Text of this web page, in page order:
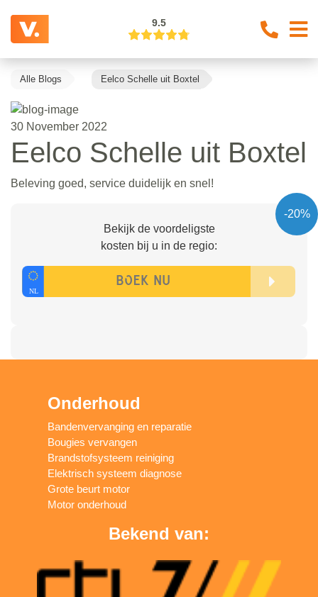
9.5
Alle Blogs Eelco Schelle uit Boxtel
30 November 2022
Eelco Schelle uit Boxtel
Beleving goed, service duidelijk en snel!
-20%
Bekijk de voordeligste
kosten bij u in de regio:
Onderhoud
Bandenvervanging en reparatie
Bougies vervangen
Brandstofsysteem reiniging
Elektrisch systeem diagnose
Grote beurt motor
Motor onderhoud
Bekend van: